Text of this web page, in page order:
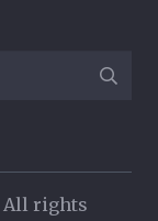
All rights